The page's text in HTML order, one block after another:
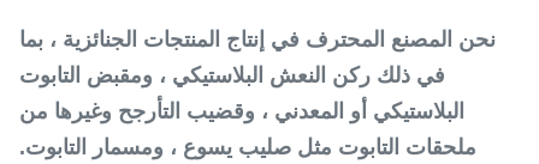
نحن المصنع المحترف في إنتاج المنتجات الجنائزية ، بما
في ذلك ركن النعش البلاستيكي ، ومقبض التابوت
البلاستيكي أو المعدني ، وقضيب التأرجح وغيرها من
ملحقات التابوت مثل صليب يسوع ، ومسمار التابوت.